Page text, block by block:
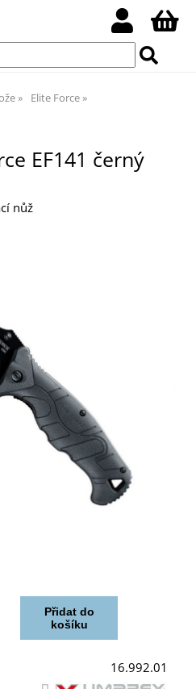
Elite Force
EF141 černý
nůž
16.992.01